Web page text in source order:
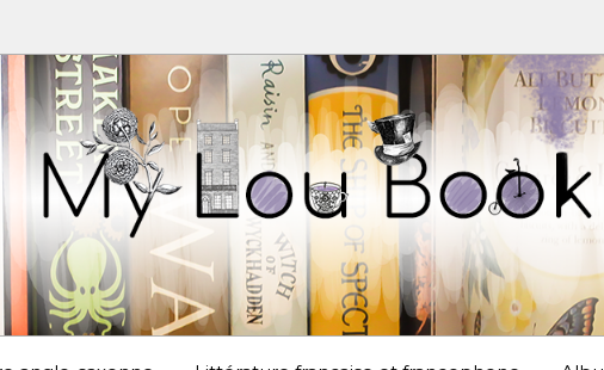
EN ANGLETERRE ET AILLEURS